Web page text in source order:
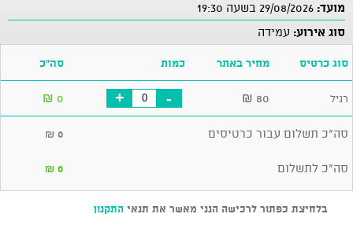
מועד:
סוג אירוע: עמידה
סוג כרטיס מחיר באתר כמות סה"כ
רגיל 80
₪
+ -
0
₪
סה"כ תשלום עבור כרטיסים 0
₪
סה"כ לתשלום 0
₪
בלחיצת כפתור לרכישה הנני מאשר את תנאיהתקנון